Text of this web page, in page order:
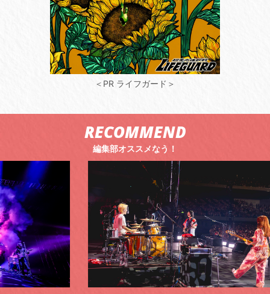
＜PR ライフガード＞
RECOMMEND
編集部オススメなう！